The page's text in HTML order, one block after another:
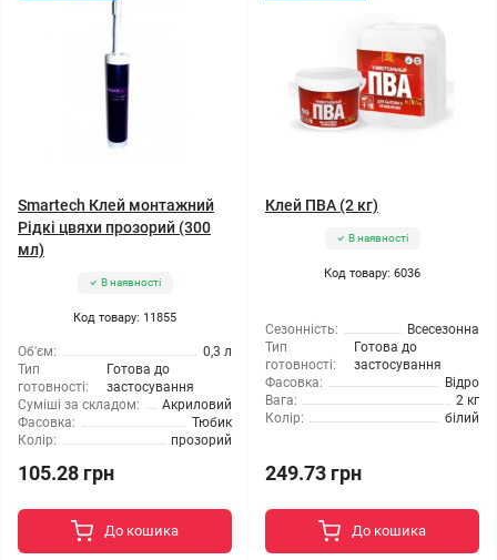
Smartech Клей монтажний
Рідкі цвяхи прозорий (300
мл)
В наявності
Код товару: 11855
Об'єм:
0,3 л
Тип
готовності:
Готова до
застосування
Суміші за складом:
Акриловий
Фасовка:
Тюбик
Колір:
прозорий
105.28 грн
До кошика
Клей ПВА (2 кг)
В наявності
Код товару: 6036
Сезонність:
Всесезонна
Тип
готовності:
Готова до
застосування
Фасовка:
Відро
Вага:
2 кг
Колір:
білий
249.73 грн
До кошика